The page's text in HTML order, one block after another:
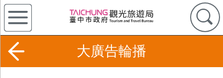
大廣告輪播